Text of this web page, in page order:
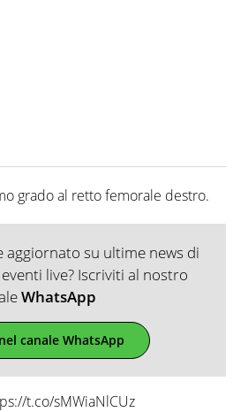
grado al retto femorale destro.
aggiornato su ultime news di
live? Iscriviti al nostro
WhatsApp
canale WhatsApp
t.co/sMWiaNlCUz